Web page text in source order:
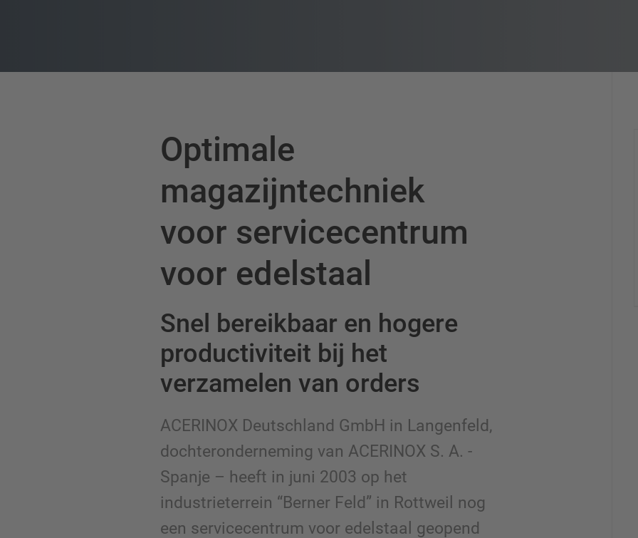
Optimale
magazijntechniek
voor servicecentrum
voor edelstaal
Snel bereikbaar en hogere
productiviteit bij het
verzamelen van orders
ACERINOX Deutschland GmbH in Langenfeld,
dochteronderneming van ACERINOX S. A. -
Spanje – heeft in juni 2003 op het
industrieterrein “Berner Feld” in Rottweil nog
een servicecentrum voor edelstaal geopend